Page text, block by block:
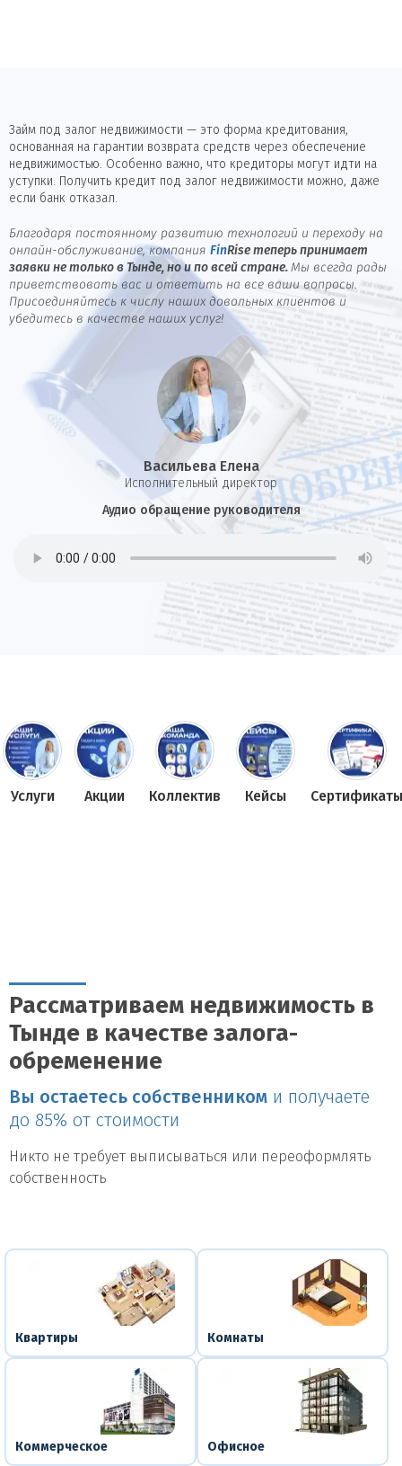
Займ под залог недвижимости — это форма кредитования,
основанная на гарантии возврата средств через обеспечение
недвижимостью. Особенно важно, что кредиторы могут идти на
уступки. Получить кредит под залог недвижимости можно, даже
если банк отказал.
Благодаря постоянному развитию технологий и переходу на
онлайн-обслуживание, компания FinRise теперь принимает
заявки не только в Тынде, но и по всей стране. Мы всегда рады
приветствовать вас и ответить на все ваши вопросы.
Присоединяйтесь к числу наших довольных клиентов и
убедитесь в качестве наших услуг!
Васильева Елена
И сполнительный директор
Аудио обращение руководителя
Услуги Акции Коллектив Кейсы Сертификаты
Рассматриваем недвижимость в
Тынде в качестве залога-
обременение
Вы остаетесь собственником и получаете
до 85% от стоимости
Никто не требует выписываться или переоформлять
собственность
Квартиры Комнаты
Коммерческое Офисное